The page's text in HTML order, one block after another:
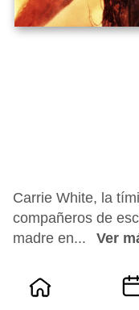
Carrie White, la
compañeros de
madre en...
Ver